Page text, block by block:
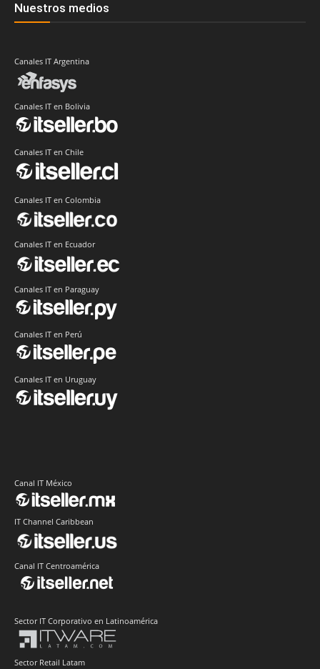
Nuestros medios
Canales IT Argentina
Canales IT en Bolivia
Canales IT en Chile
Canales IT en Colombia
Canales IT en Ecuador
Canales IT en Paraguay
Canales IT en Perú
Canales IT en Uruguay
Canal IT México
IT Channel Caribbean
Canal IT Centroamérica
Sector IT Corporativo en Latinoamérica
Sector Retail Latam